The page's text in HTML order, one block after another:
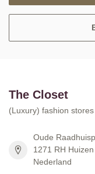
The Closet
(Luxury) fashion stores
Oude
1271 RH Huizen
Nederland